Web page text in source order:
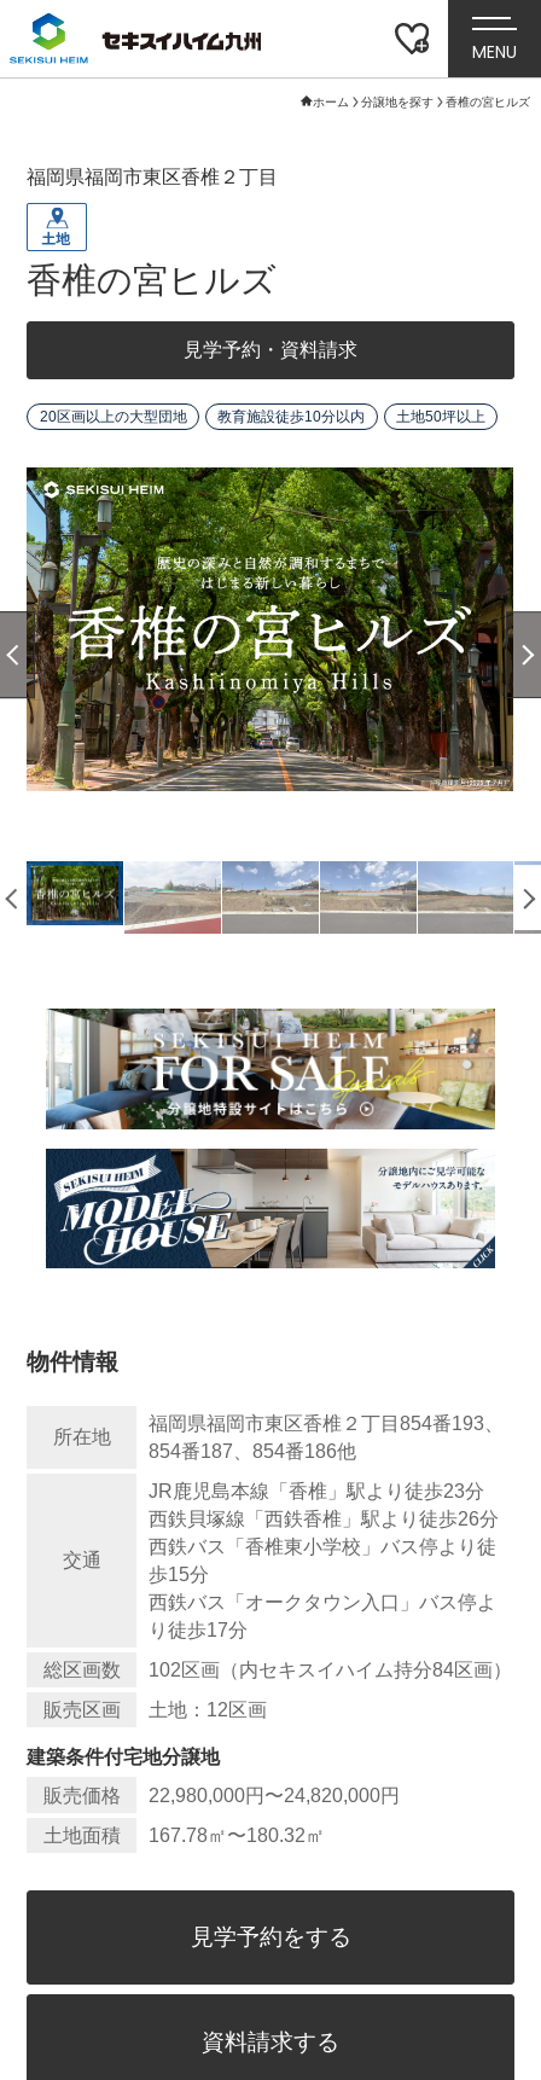
MENU
ホーム 分譲地を探す 香椎の宮ヒルズ
福岡県福岡市東区香椎２丁目
香椎の宮ヒルズ
見学予約・資料請求
20区画以上の大型団地 教育施設徒歩10分以内 土地50坪以上
物件情報
所在地
福岡県福岡市東区香椎２丁目854番193、
854番187、854番186他
交通
JR鹿児島本線「香椎」駅より徒歩23分
西鉄貝塚線「西鉄香椎」駅より徒歩26分
西鉄バス「香椎東小学校」バス停より徒
歩15分
西鉄バス「オークタウン入口」バス停よ
り徒歩17分
総区画数
102区画（内セキスイハイム持分84区画）
販売区画
土地：12区画
建築条件付宅地分譲地
販売価格
22,980,000円〜24,820,000円
土地面積
167.78㎡〜180.32㎡
見学予約をする
資料請求する